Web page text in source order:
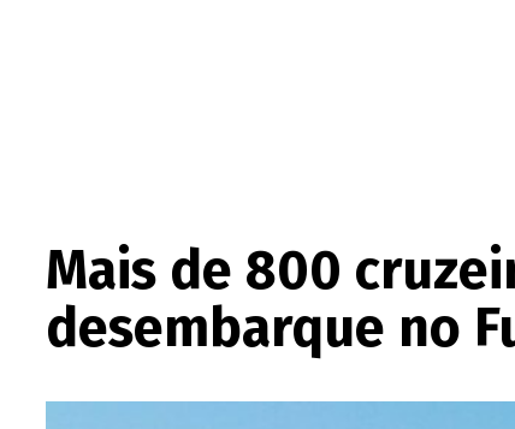
Mais de 800
desembarque no